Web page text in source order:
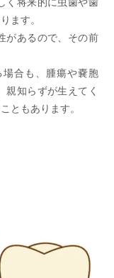
く将来的に虫歯や歯
ます。
があるので、その前
合も、腫瘍や嚢胞
親知らずが生えてく
ともあります。